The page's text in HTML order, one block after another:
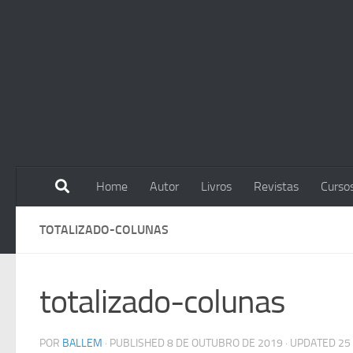
Home Autor Livros Revistas
TOTALIZADO-COLUNAS
totalizado-colunas
POR BALLEM · PUBLISHED 8 DE OUTUBRO DE 2019 · UPDATED 25